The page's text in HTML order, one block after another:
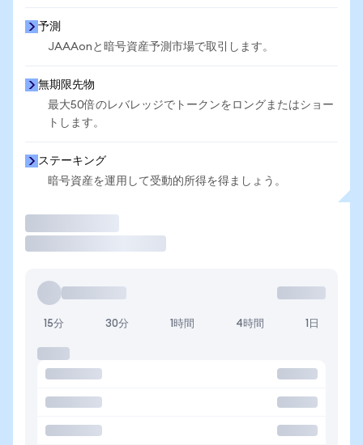
予測
JAAAonと暗号資産予測市場で取引します。
無期限先物
最大50倍のレバレッジでトークンをロングまたはショー
トします。
ステーキング
暗号資産を運用して受動的所得を得ましょう。
15分 30分 1時間 4時間 1日